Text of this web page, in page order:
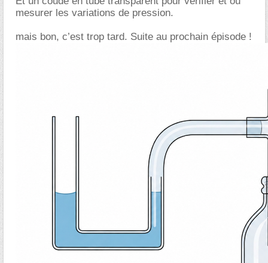
mesurer les variations de pression.
mais bon, c’est trop tard. Suite au prochain épisode !